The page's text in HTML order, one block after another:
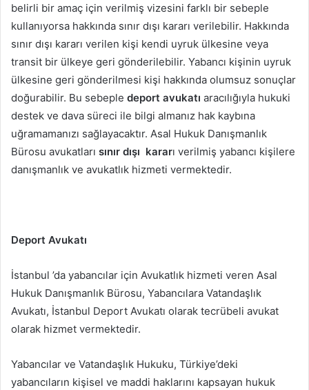
belirli bir amaç için verilmiş vizesini farklı bir sebeple
kullanıyorsa hakkında sınır dışı kararı verilebilir. Hakkında
sınır dışı kararı verilen kişi kendi uyruk ülkesine veya
transit bir ülkeye geri gönderilebilir. Yabancı kişinin uyruk
ülkesine geri gönderilmesi kişi hakkında olumsuz sonuçlar
doğurabilir. Bu sebeple deport avukatı aracılığıyla hukuki
destek ve dava süreci ile bilgi almanız hak kaybına
uğramamanızı sağlayacaktır. Asal Hukuk Danışmanlık
Bürosu avukatları sınır dışı kararı verilmiş yabancı kişilere
danışmanlık ve avukatlık hizmeti vermektedir.
Deport Avukatı
İstanbul ’da yabancılar için Avukatlık hizmeti veren Asal
Hukuk Danışmanlık Bürosu, Yabancılara Vatandaşlık
Avukatı, İstanbul Deport Avukatı olarak tecrübeli avukat
olarak hizmet vermektedir.
Yabancılar ve Vatandaşlık Hukuku, Türkiye’deki
yabancıların kişisel ve maddi haklarını kapsayan hukuk